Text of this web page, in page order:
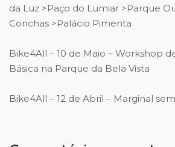
da Luz >Paço do Lumiar >Parque
Conchas >Palácio Pimenta
Bike4All – 10 de Maio – Workshop
Básica na Parque da Bela Vista
Bike4All – 12 de Abril – Marginal